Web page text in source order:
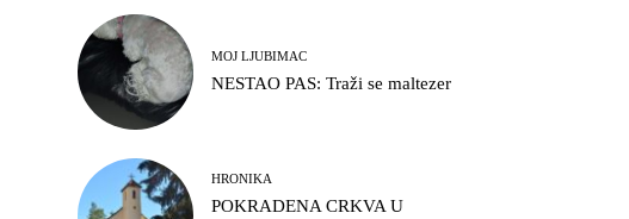
MOJ LJUBIMAC
NESTAO PAS: Traži se maltezer
HRONIKA
POKRADENA CRKVA U